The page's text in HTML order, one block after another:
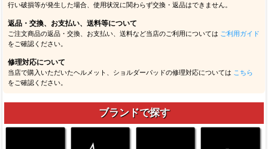
行い破損等が発生した場合、使用状況に関わらず交換・返品はできません。
返品・交換、お支払い、送料等について
ご注文商品の返品・交換、お支払い、送料など当店のご利用については ご利用ガイド
をご確認ください。
修理対応について
当店で購入いただいたヘルメット、ショルダーパッドの修理対応については こちら
をご確認ください。
ブランドで探す